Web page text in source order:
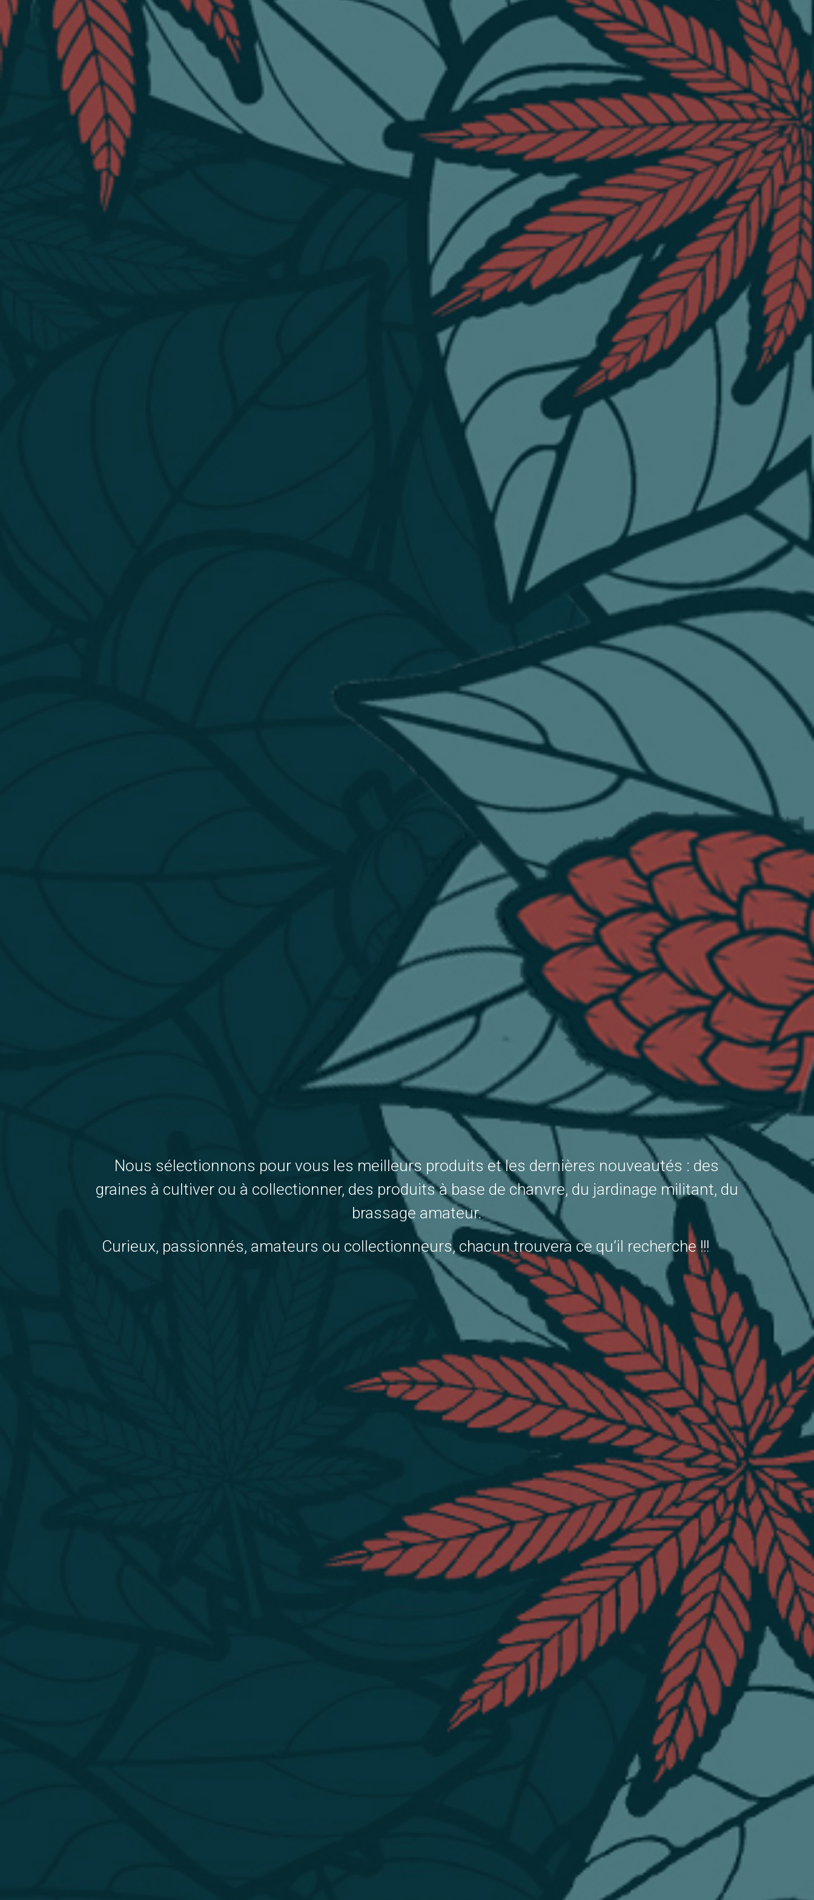
Nous sélectionnons pour vous les meilleurs produits et les dernières nouveautés : des
graines à cultiver ou à collectionner, des produits à base de chanvre, du jardinage militant, du
brassage amateur.
Curieux, passionnés, amateurs ou collectionneurs, chacun trouvera ce qu’il recherche !!!